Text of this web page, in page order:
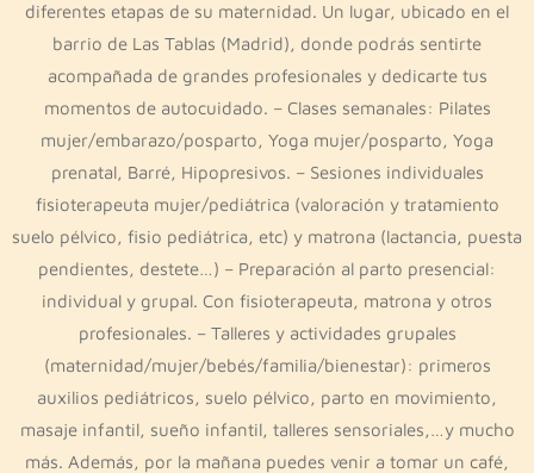
diferentes etapas de su maternidad. Un lugar, ubicado en el
barrio de Las Tablas (Madrid), donde podrás sentirte
acompañada de grandes profesionales y dedicarte tus
momentos de autocuidado. – Clases semanales: Pilates
mujer/embarazo/posparto, Yoga mujer/posparto, Yoga
prenatal, Barré, Hipopresivos. – Sesiones individuales
fisioterapeuta mujer/pediátrica (valoración y tratamiento
suelo pélvico, fisio pediátrica, etc) y matrona (lactancia, puesta
pendientes, destete…) – Preparación al parto presencial:
individual y grupal. Con fisioterapeuta, matrona y otros
profesionales. – Talleres y actividades grupales
(maternidad/mujer/bebés/familia/bienestar): primeros
auxilios pediátricos, suelo pélvico, parto en movimiento,
masaje infantil, sueño infantil, talleres sensoriales,…y mucho
más. Además, por la mañana puedes venir a tomar un café,